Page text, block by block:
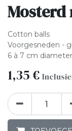
Mosterd
Cotton balls
Voorgesneden -
6 à 7 cm diameter
1,35€